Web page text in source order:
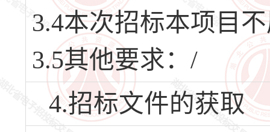
3.4本次招标本项目
3.5其他要求：/
4.招标文件的获取